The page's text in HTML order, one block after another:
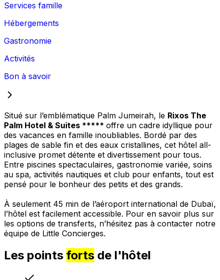
Services famille
Hébergements
Gastronomie
Activités
Bon à savoir
Situé sur l’emblématique Palm Jumeirah, le Rixos The
Palm Hotel & Suites ***** offre un cadre idyllique pour
des vacances en famille inoubliables. Bordé par des
plages de sable fin et des eaux cristallines, cet hôtel all-
inclusive promet détente et divertissement pour tous.
Entre piscines spectaculaires, gastronomie variée, soins
au spa, activités nautiques et club pour enfants, tout est
pensé pour le bonheur des petits et des grands.
À seulement 45 min de l’aéroport international de Dubaï,
l’hôtel est facilement accessible. Pour en savoir plus sur
les options de transferts, n’hésitez pas à contacter notre
équipe de Little Concierges.
Les points forts de l'hôtel